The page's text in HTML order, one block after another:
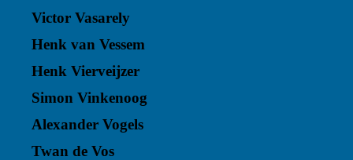
Victor Vasarely
Henk van Vessem
Henk Vierveijzer
Simon Vinkenoog
Alexander Vogels
Twan de Vos